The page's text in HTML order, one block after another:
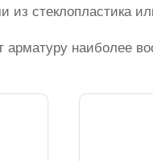
из стеклопластика
арматуру наиболее